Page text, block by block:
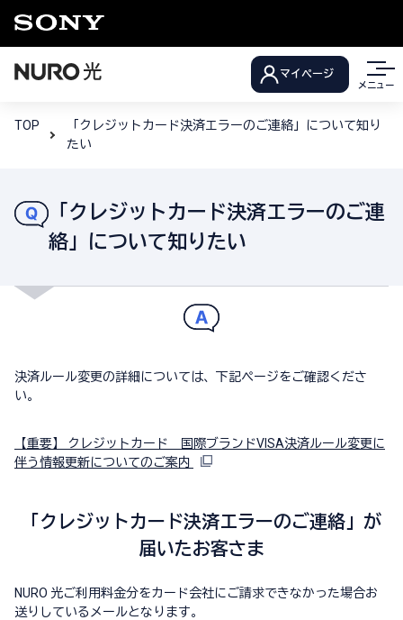
マイページ
メニュー
TOP
「クレジットカード決済エラーのご連絡」について知り
たい
「クレジットカード決済エラーのご連
絡」について知りたい
決済ルール変更の詳細については、下記ページをご確認くださ
い。
【重要】 クレジットカード 国際ブランドVISA決済ルール変更に
伴う情報更新についてのご案内
「クレジットカード決済エラーのご連絡」が
届いたお客さま
NURO 光ご利用​料金分を​カード会社に​ご請求できなかった​場合​お
送りしている​メールとなります。